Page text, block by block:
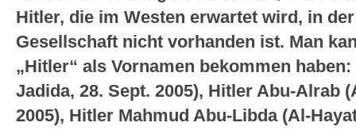
Hitler, die im Westen erwartet wird, in
Gesellschaft nicht vorhanden ist. Man
„Hitler“ als Vornamen bekommen
Jadida, 28. Sept. 2005), Hitler Abu-Alrab
2005), Hitler Mahmud Abu-Libda (Al-